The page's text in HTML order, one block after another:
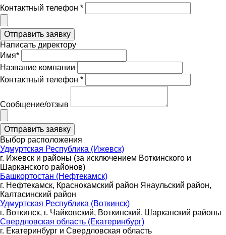
Контактный телефон *
Написать директору
Имя*
Название компании
Контактный телефон *
Сообщение/отзыв
Выбор расположения
Удмуртская Республика (Ижевск)
г. Ижевск и районы (за исключением Воткинского и
Шарканского районов)
Башкортостан (Нефтекамск)
г. Нефтекамск, Краснокамский район Янаульский район,
Калтасинский район
Удмуртская Республика (Воткинск)
г. Воткинск, г. Чайковский, Воткинский, Шарканский районы
Свердловская область (Екатеринбург)
г. Екатеринбург и Свердловская область